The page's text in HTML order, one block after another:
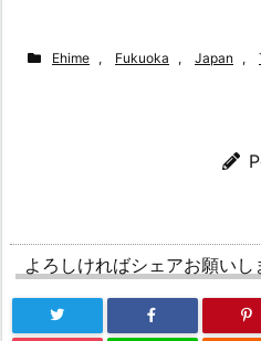
Ehime , Fukuoka , Japan ,
よろしければシェアお願いし